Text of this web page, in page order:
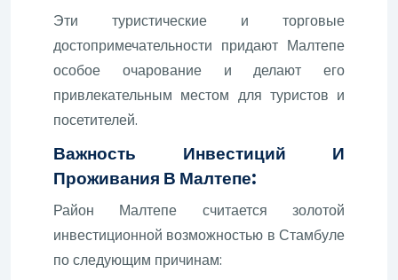
Эти туристические и торговые
достопримечательности придают Малтепе
особое очарование и делают его
привлекательным местом для туристов и
посетителей.
Важность Инвестиций И
Проживания В Малтепе:
Район Малтепе считается золотой
инвестиционной возможностью в Стамбуле
по следующим причинам: